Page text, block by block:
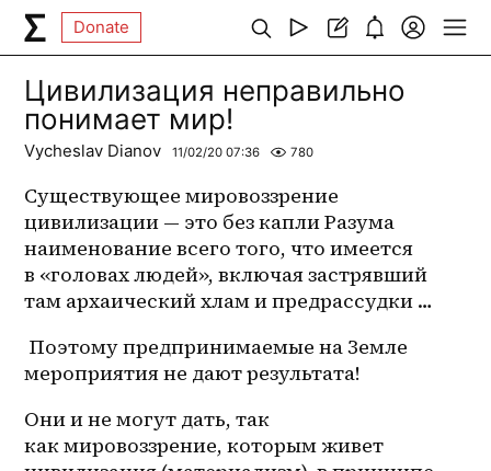
Donate
Цивилизация неправильно
понимает мир!
Vycheslav Dianov 11/02/20 07:36 780
Существующее мировоззрение
цивилизации — это без капли Разума
наименование всего того, что имеется
в «головах людей», включая застрявший
там архаический хлам и предрассудки …
мероприятия не дают результата!
Они и не могут дать, так
как мировоззрение, которым живет